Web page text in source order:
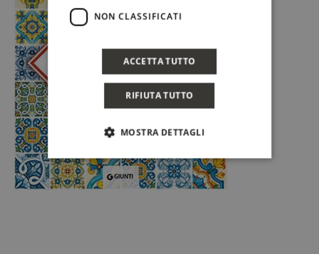
NON CLASSIFICATI
ACCETTA TUTTO
RIFIUTA TUTTO
MOSTRA DETTAGLI